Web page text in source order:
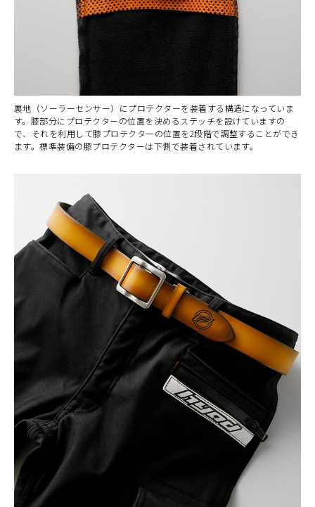
裏地（ソーラーセンサー）にプロテクターを装着する構造になっていま
す。膝部分にプロテクターの位置を決めるステッチを設けていますの
で、それを利用して膝プロテクターの位置を2段階で調整することができ
ます。標準装備の膝プロテクターは下側で装着されています。